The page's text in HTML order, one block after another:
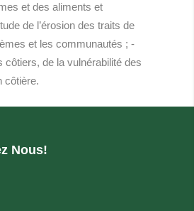
et des aliments et
de l’érosion des traits de
et les communautés ; -
de la vulnérabilité des
côtière.
Nous!